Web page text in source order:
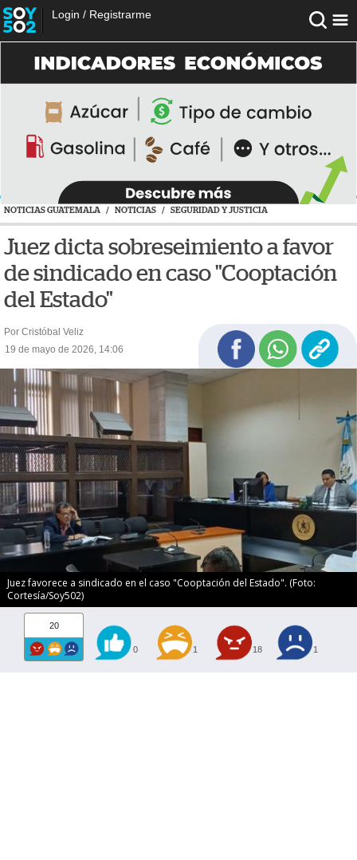
Login / Registrarme
NOTICIAS GUATEMALA / NOTICIAS / SEGURIDAD Y JUSTICIA
Juez dicta sobreseimiento a favor
de sindicado en caso "Cooptación
del Estado"
Por Cristóbal Veliz
19 de mayo de 2026, 14:06
Juez favorece a sindicado en el caso "Cooptación del Estado". (Foto:
Cortesía/Soy502)
20
0 1 18 1